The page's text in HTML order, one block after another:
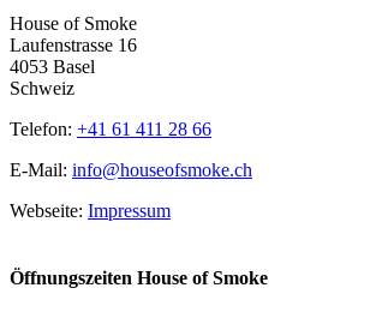
House of Smoke
Laufenstrasse 16
4053 Basel
Schweiz
Telefon: +41 61 411 28 66
E-Mail: info@houseofsmoke.ch
Webseite: Impressum
Öffnungszeiten House of Smoke